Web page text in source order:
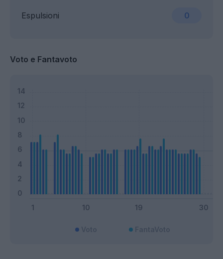
Espulsioni 0
Voto e Fantavoto